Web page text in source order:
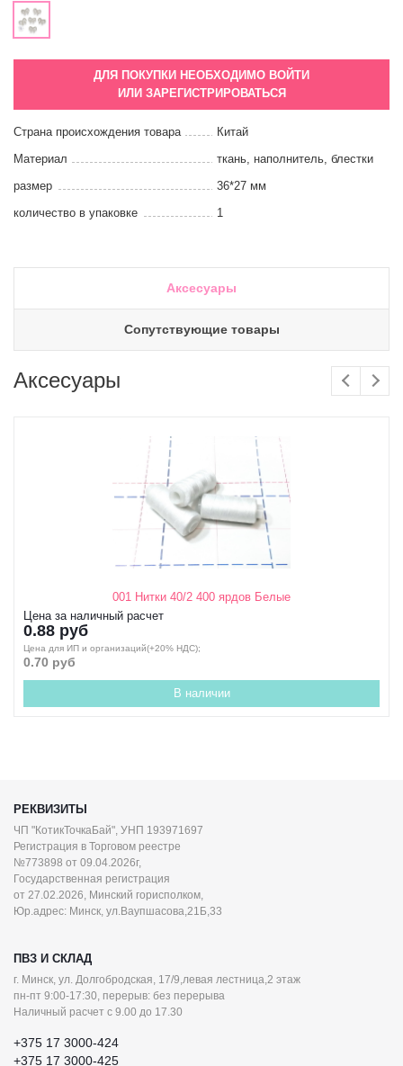
ДЛЯ ПОКУПКИ НЕОБХОДИМО ВОЙТИ
ИЛИ ЗАРЕГИСТРИРОВАТЬСЯ
Страна происхождения товара
Китай
Материал
ткань, наполнитель, блестки
размер
36*27 мм
количество в упаковке
1
Аксесуары
Сопутствующие товары
Аксесуары
001 Нитки 40/2 400 ярдов Белые
Цена за наличный расчет
0.88 руб
Цена для ИП и организаций(+20% НДС);
0.70 руб
В наличии
РЕКВИЗИТЫ
ЧП "КотикТочкаБай", УНП 193971697
Регистрация в Торговом реестре
№773898 от 09.04.2026г,
Государственная регистрация
от 27.02.2026, Минский горисполком,
Юр.адрес: Минск, ул.Ваупшасова,21Б,33
ПВЗ И СКЛАД
г. Минск, ул. Долгобродская, 17/9,левая лестница,2 этаж
пн-пт 9:00-17:30, перерыв: без перерыва
Наличный расчет с 9.00 до 17.30
+375 17 3000-424
+375 17 3000-425